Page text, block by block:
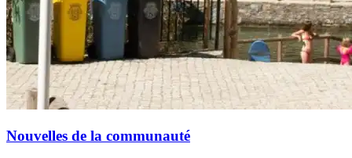
Nouvelles de la communauté